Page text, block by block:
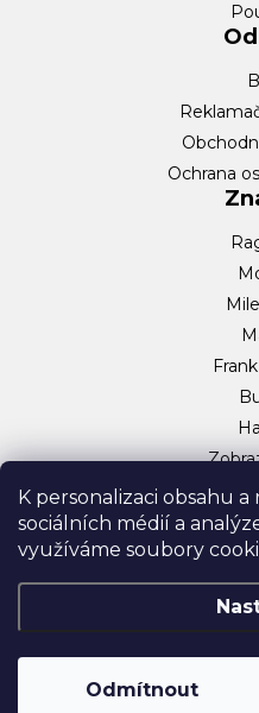
K personalizaci obsahu
sociálních médií a
využíváme soubory
Odmítnout
Ochrana